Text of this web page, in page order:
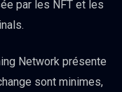
par les NFT et les
Network présente
sont minimes,